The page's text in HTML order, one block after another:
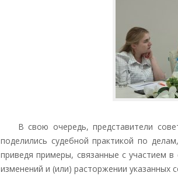
В свою очередь, представители
поделились судебной практикой по
приведя примеры, связанные с участием
изменений и (или) расторжении указанных